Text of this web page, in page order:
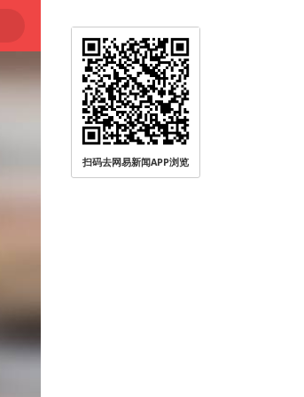
扫码去网易新闻APP浏览